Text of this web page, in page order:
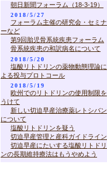
朝日新聞フォーラム（18-3-19）
2018/5/27
フォーラム主催の研究会・セミナ
ーなど
第9回胎児骨系統疾患フォーラム
骨系統疾患の和訳病名について
2018/5/20
塩酸リトドリンの薬物動態理論に
よる投与プロトコール
2018/5/19
欧州でのリトドリンの使用制限を
うけて
新しい切迫早産治療薬レトシバン
について
塩酸リトドリンを疑う
切迫早産管理と産科ガイドライン
切迫早産にたいする塩酸リトドリ
ンの長期維持療法はもうやめよう